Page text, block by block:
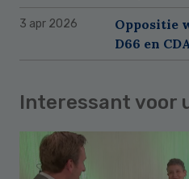
3 apr 2026
Oppositie
D66 en
Interessant voor